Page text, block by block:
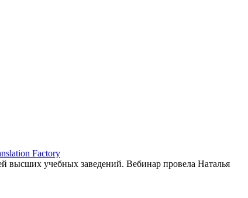
Factory
высших учебных заведений. Вебинар провела Наталья